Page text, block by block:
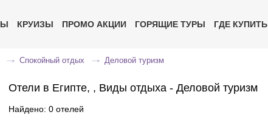
КРУИЗЫ ПРОМО АКЦИИ ГОРЯЩИЕ ТУРЫ ГДЕ КУПИТЬ
Спокойный отдых Деловой туризм
Отели в Египте, , Виды отдыха - Деловой туризм
Найдено: 0 отелей